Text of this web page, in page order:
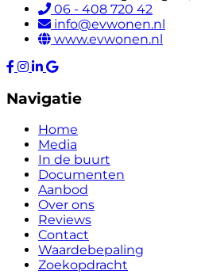
06 - 408 720 42
info@evwonen.nl
www.evwonen.nl
Navigatie
Home
Media
In de buurt
Documenten
Aanbod
Over ons
Reviews
Contact
Waardebepaling
Zoekopdracht